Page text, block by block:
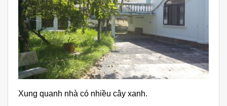
Xung quanh nhà có nhiều cây xanh.